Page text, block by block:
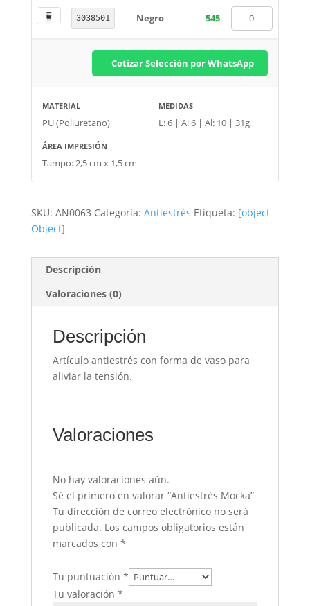
3038501 Negro 545
Cotizar Selección por WhatsApp
MATERIAL
PU (Poliuretano)
MEDIDAS
L: 6 | A: 6 | Al: 10 | 31g
ÁREA IMPRESIÓN
Tampo: 2,5 cm x 1,5 cm
SKU: AN0063 Categoría: Antiestrés Etiqueta: [object
Object]
Descripción
Valoraciones (0)
Descripción
Artículo antiestrés con forma de vaso para
aliviar la tensión.
Valoraciones
No hay valoraciones aún.
Sé el primero en valorar “Antiestrés Mocka”
Tu dirección de correo electrónico no será
publicada. Los campos obligatorios están
marcados con *
Tu puntuación *
Tu valoración *